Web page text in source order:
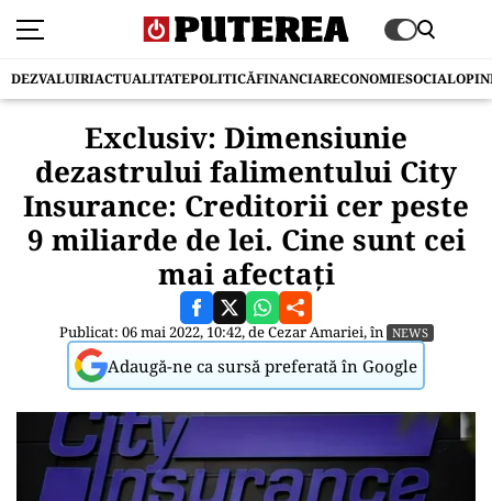
DEZVALUIRIACTUALITATEPOLITICĂFINANCIARECONOMIESOCIAL
Exclusiv: Dimensiunie
dezastrului falimentului City
Insurance: Creditorii cer peste
9 miliarde de lei. Cine sunt cei
mai afectați
Publicat: 06 mai 2022, 10:42, deCezar Amariei, în NEWS
Adaugă-ne ca sursă preferată în Google